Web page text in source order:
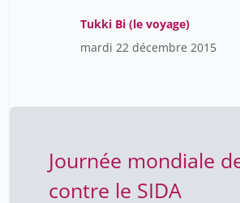
Tukki Bi (le voyage)
mardi 22 décembre 2015
Journée mondiale
contre le SIDA